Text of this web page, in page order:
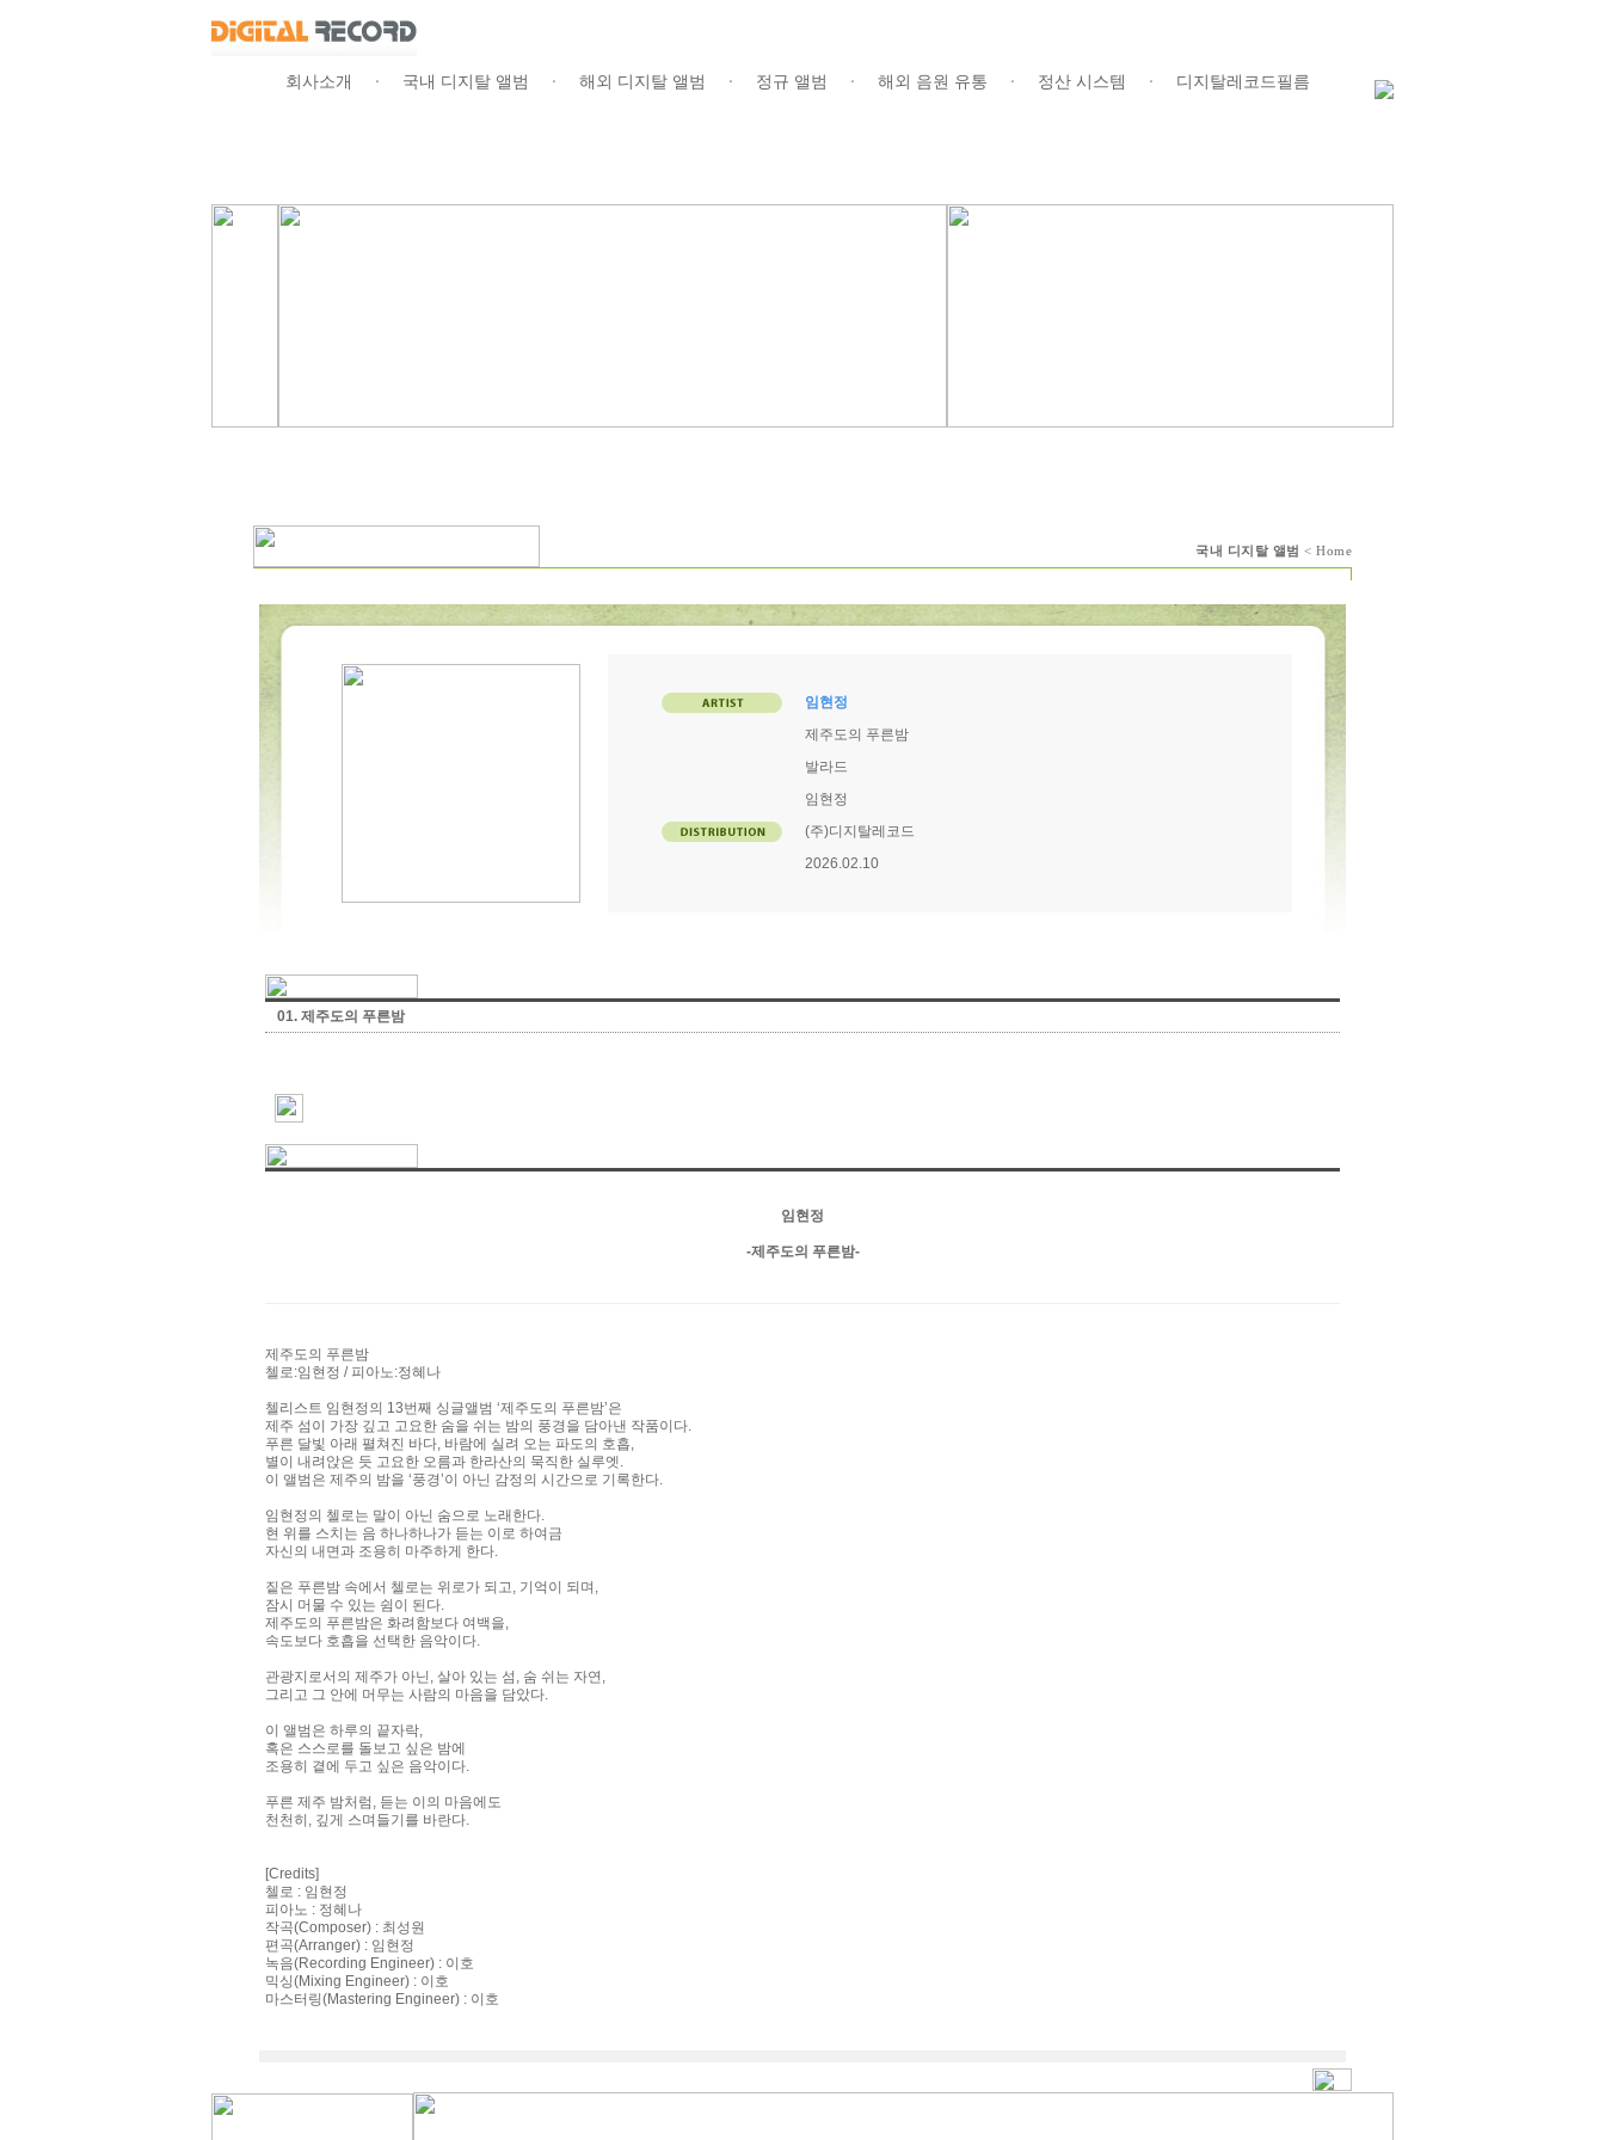
회사소개 ㆍ 국내 디지탈 앨범 ㆍ 해외 디지탈 앨범 ㆍ 정규 앨범 ㆍ 해외 음원 유통 ㆍ 정산 시스템 ㆍ 디지탈레코드필름
국내 디지탈 앨범 < Home
임현정
제주도의 푸른밤
발라드
임현정
(주)디지탈레코드
2026.02.10
01. 제주도의 푸른밤
임현정
-제주도의 푸른밤-
제주도의 푸른밤
첼로:임현정 / 피아노:정혜나
첼리스트 임현정의 13번째 싱글앨범 ‘제주도의 푸른밤’은
제주 섬이 가장 깊고 고요한 숨을 쉬는 밤의 풍경을 담아낸 작품이다.
푸른 달빛 아래 펼쳐진 바다, 바람에 실려 오는 파도의 호흡,
별이 내려앉은 듯 고요한 오름과 한라산의 묵직한 실루엣.
이 앨범은 제주의 밤을 ‘풍경’이 아닌 감정의 시간으로 기록한다.
임현정의 첼로는 말이 아닌 숨으로 노래한다.
현 위를 스치는 음 하나하나가 듣는 이로 하여금
자신의 내면과 조용히 마주하게 한다.
짙은 푸른밤 속에서 첼로는 위로가 되고, 기억이 되며,
잠시 머물 수 있는 쉼이 된다.
제주도의 푸른밤은 화려함보다 여백을,
속도보다 호흡을 선택한 음악이다.
관광지로서의 제주가 아닌, 살아 있는 섬, 숨 쉬는 자연,
그리고 그 안에 머무는 사람의 마음을 담았다.
이 앨범은 하루의 끝자락,
혹은 스스로를 돌보고 싶은 밤에
조용히 곁에 두고 싶은 음악이다.
푸른 제주 밤처럼, 듣는 이의 마음에도
천천히, 깊게 스며들기를 바란다.
[Credits]
첼로 : 임현정
피아노 : 정혜나
작곡(Composer) : 최성원
편곡(Arranger) : 임현정
녹음(Recording Engineer) : 이호
믹싱(Mixing Engineer) : 이호
마스터링(Mastering Engineer) : 이호